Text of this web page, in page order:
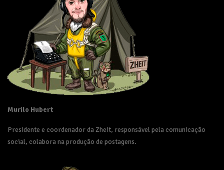
Murilo Hubert
Presidente e coordenador da Zheit, responsável pela comunicação
social, colabora na produção de postagens.